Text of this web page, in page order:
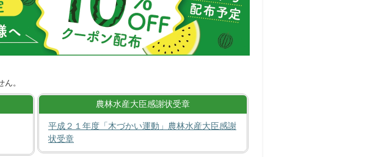
。
農林水産大臣感謝状受章
平成２１年度「木づかい運動」農林水産大臣感謝
状受章